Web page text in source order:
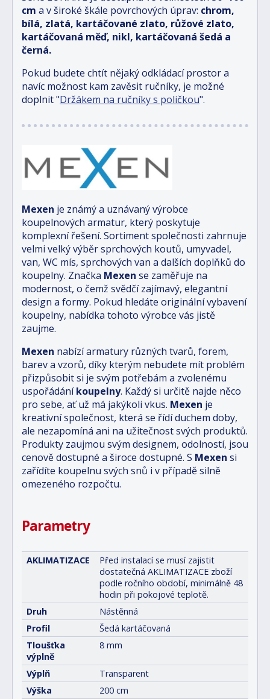
cm a v široké škále povrchových úprav: chrom,
bílá, zlatá, kartáčované zlato, růžové zlato,
kartáčovaná měď, nikl, kartáčovaná šedá a
černá.
Pokud budete chtít nějaký odkládací prostor a
navíc možnost kam zavěsit ručníky, je možné
doplnit "Držákem na ručníky s poličkou".
Mexen je známý a uznávaný výrobce
koupelnových armatur, který poskytuje
komplexní řešení. Sortiment společnosti zahrnuje
velmi velký výběr sprchových koutů, umyvadel,
van, WC mís, sprchových van a dalších doplňků do
koupelny. Značka Mexen se zaměřuje na
modernost, o čemž svědčí zajímavý, elegantní
design a formy. Pokud hledáte originální vybavení
koupelny, nabídka tohoto výrobce vás jistě
zaujme.
Mexen nabízí armatury různých tvarů, forem,
barev a vzorů, díky kterým nebudete mít problém
přizpůsobit si je svým potřebám a zvolenému
uspořádání koupelny. Každý si určitě najde něco
pro sebe, ať už má jakýkoli vkus. Mexen je
kreativní společnost, která se řídí duchem doby,
ale nezapomíná ani na užitečnost svých produktů.
Produkty zaujmou svým designem, odolností, jsou
cenově dostupné a široce dostupné. S Mexen si
zařídíte koupelnu svých snů i v případě silně
omezeného rozpočtu.
Parametry
AKLIMATIZACE
Před instalací se musí zajistit
dostatečná AKLIMATIZACE zboží
podle ročního období, minimálně 48
hodin při pokojové teplotě.
Druh
Nástěnná
Profil
Šedá kartáčovaná
Tloušťka
výplně
8 mm
Výplň
Transparent
Výška
200 cm